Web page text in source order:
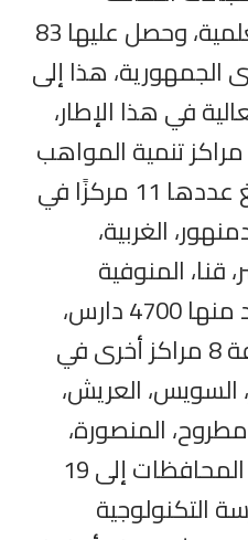
والفنون والابتكارات العلمية، وحصل عليها 83
هذا إلى
ألف فعالية في هذا الإطار،
تنمية المواهب
في المحافظات حيث بلغ عددها 11 مركزًا في
الغربية،
قنا، المنوفية
والإسماعيلية”، واستفاد منها 4700 دارس،
وجاري العمل على إضافة 8 مراكز أخرى في
السويس، العريش،
المنصورة،
جنوب سيناء، ليصل عدد المحافظات إلى 19
التكنولوجية